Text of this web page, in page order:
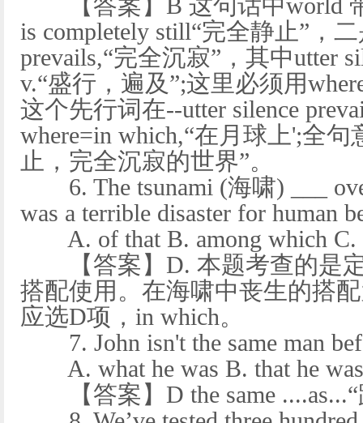
【答案】B 这句话中world
is completely still“完全静止”，二
prevails,“完全沉寂”，其中utter
v.“盛行，遍及”;这里必须用
这个先行词在--utter silence
where=in which,“在月球上';全
止，完全沉寂的世界”。
6. The tsunami (海啸) ___
was a terrible disaster for human
A. of that B. among which C.
【答案】D. 本题考查的是定
搭配使用。在海啸中丧生的搭配
应选D项，in which。
7. John isn't the same man
A. what he was B. that he was
【答案】D the same ....as...“